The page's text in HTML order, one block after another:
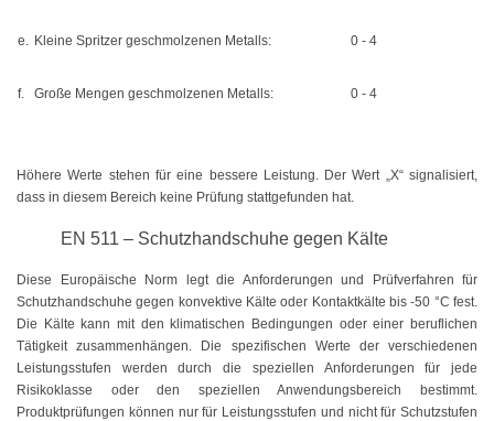
Bindestreifen
Kabelbinder UV-beständig
Kabelbinder hitzestabilisiert
Kabelbinder hitzebeständig
Kabelbinder hochhitzebeständig
e. Kleine Spritzer geschmolzenen Metalls: 0 - 4
f. Große Mengen geschmolzenen Metalls: 0 - 4
Höhere Werte stehen für eine bessere Leistung. Der Wert „X“ signalisiert,
dass in diesem Bereich keine Prüfung stattgefunden hat.
EN 511 – Schutzhandschuhe gegen Kälte
Diese Europäische Norm legt die Anforderungen und Prüfverfahren für
Schutzhandschuhe gegen konvektive Kälte oder Kontaktkälte bis -50 °C fest.
Die Kälte kann mit den klimatischen Bedingungen oder einer beruflichen
Tätigkeit zusammenhängen. Die spezifischen Werte der verschiedenen
Leistungsstufen werden durch die speziellen Anforderungen für jede
Risikoklasse oder den speziellen Anwendungsbereich bestimmt.
Produktprüfungen können nur für Leistungsstufen und nicht für Schutzstufen